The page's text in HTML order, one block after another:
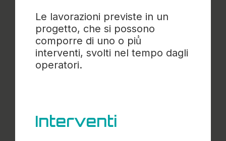
Le lavorazioni previste in un
progetto, che si possono
comporre di uno o più̀
interventi, svolti nel tempo dagli
operatori.
Interventi